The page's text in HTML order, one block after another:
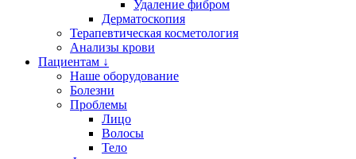
Удаление фибром
Дерматоскопия
Терапевтическая косметология
Анализы крови
Пациентам ↓
Наше оборудование
Болезни
Проблемы
Лицо
Волосы
Тело